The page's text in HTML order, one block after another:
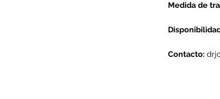
Medida de
Contacto: